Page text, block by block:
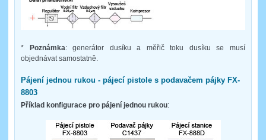
* Poznámka: generátor dusíku a měřič toku dusíku se musí
objednávat samostatně.
Pájení jednou rukou - pájecí pistole s podavačem pájky FX-
8803
Příklad konfigurace pro pájení jednou rukou: